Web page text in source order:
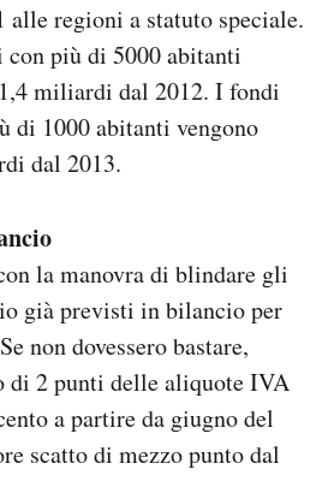
alle regioni a statuto speciale.
più di 5000 abitanti
miliardi dal 2012. I fondi
di 1000 abitanti vengono
dal 2013.
la manovra di blindare gli
già previsti in bilancio per
non dovessero bastare,
di 2 punti delle aliquote IVA
a partire da giugno del
scatto di mezzo punto dal